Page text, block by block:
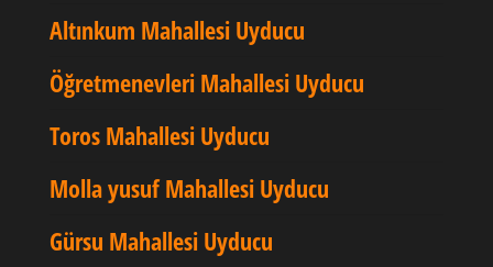
Altınkum Mahallesi Uyducu
Öğretmenevleri Mahallesi Uyducu
Toros Mahallesi Uyducu
Molla yusuf Mahallesi Uyducu
Gürsu Mahallesi Uyducu